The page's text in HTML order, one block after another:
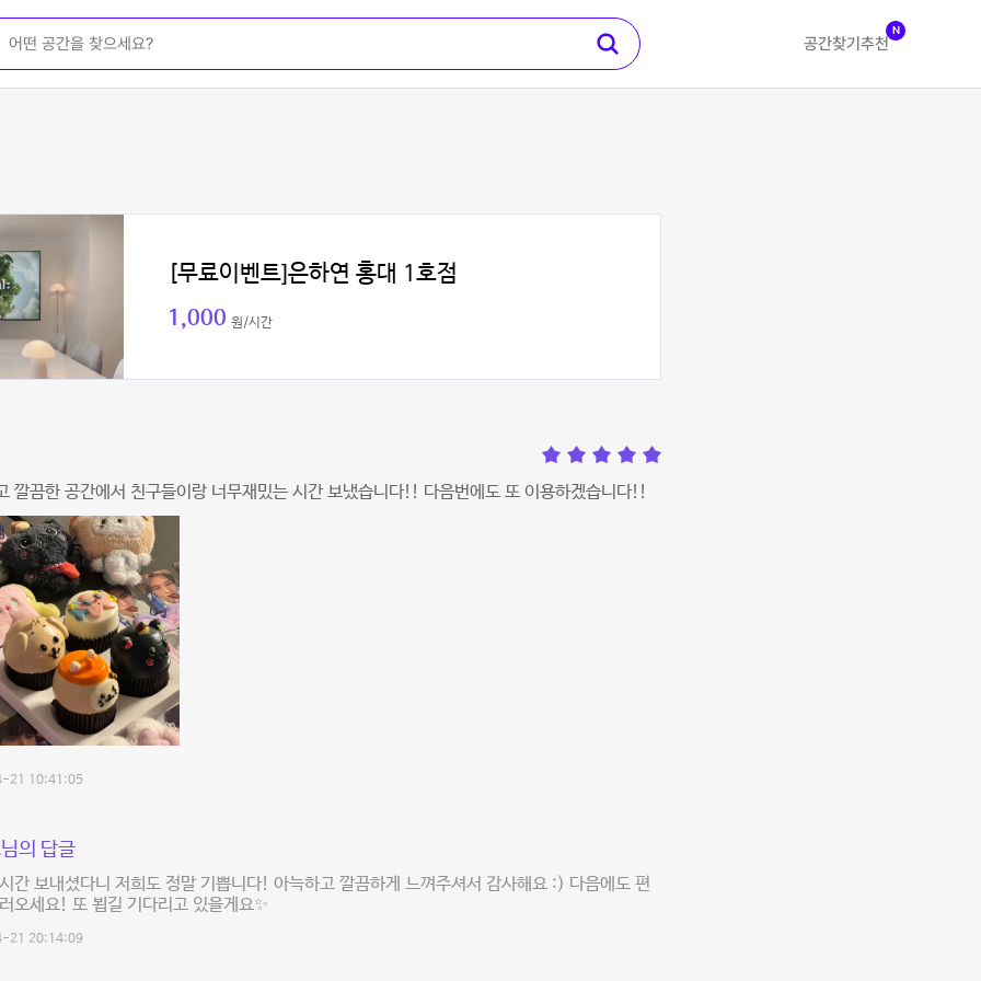
공간찾기 추천
N
[무료이벤트]은하연 홍대 1호점
1,000 원/시간
깔끔한 공간에서 친구들이랑 너무재밌는 시간 보냈습니다!! 다음번에도 또 이용하겠습니다!!
21 10:41:05
의 답글
간 보내셨다니 저희도 정말 기쁩니다! 아늑하고 깔끔하게 느껴주셔서 감사해요 :) 다음에도 편
오세요! 또 뵙길 기다리고 있을게요✨
21 20:14:09